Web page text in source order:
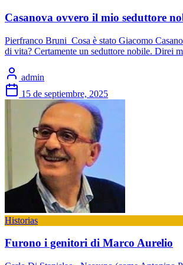
Casanova ovvero il mio seduttore
Pierfranco Bruni Cosa è stato Giacomo
di vita? Certamente un seduttore nobile. Direi
admin
15 de septiembre, 2025
Historias
Furono i genitori di Marco Aurelio